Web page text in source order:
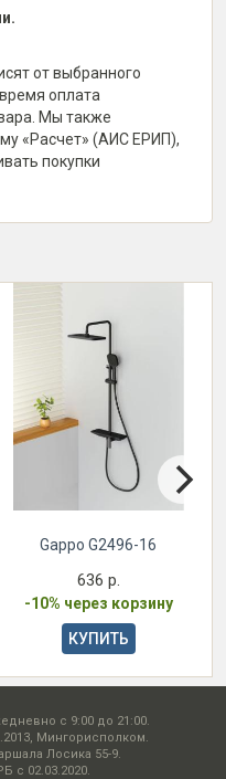
от выбранного
оплата
Мы также
«Расчет» (АИС ЕРИП),
покупки
Gappo G2496-16
636 р.
-10% через корзину
КУПИТЬ
с 9:00 до 21:00.
Мингорисполком.
Лосика 55-9.
с 02.03.2020.